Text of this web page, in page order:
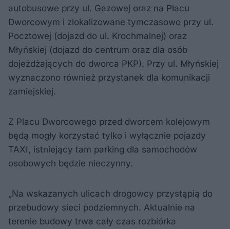
autobusowe przy ul. Gazowej oraz na Placu
Dworcowym i zlokalizowane tymczasowo przy ul.
Pocztowej (dojazd do ul. Krochmalnej) oraz
Młyńskiej (dojazd do centrum oraz dla osób
dojeżdżających do dworca PKP). Przy ul. Młyńskiej
wyznaczono również przystanek dla komunikacji
zamiejskiej.
Z Placu Dworcowego przed dworcem kolejowym
będą mogły korzystać tylko i wyłącznie pojazdy
TAXI, istniejący tam parking dla samochodów
osobowych będzie nieczynny.
„Na wskazanych ulicach drogowcy przystąpią do
przebudowy sieci podziemnych. Aktualnie na
terenie budowy trwa cały czas rozbiórka